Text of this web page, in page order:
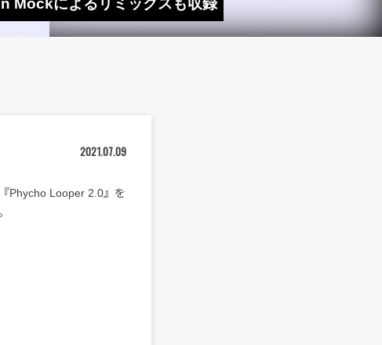
Mockによるリミックスも収録
2021.07.09
Phycho Looper 2.0』を